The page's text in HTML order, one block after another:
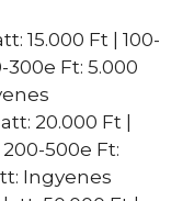
15.000 Ft | 100-
300e Ft: 5.000
20.000 Ft |
200-500e Ft:
Ingyenes